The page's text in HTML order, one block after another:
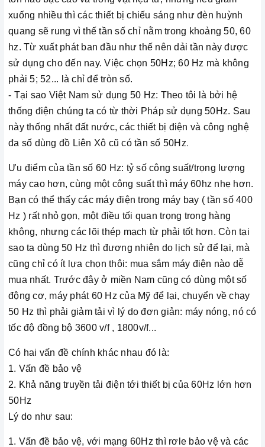
xuống nhiều thì các thiết bị chiếu sáng như đèn huỳnh
quang sẽ rung vì thế tần số chỉ nằm trong khoảng 50, 60
hz. Từ xuất phát ban đầu như thế nên dải tần này được
sử dụng cho đến nay. Việc chọn 50Hz; 60 Hz mà không
phải 5; 52... là chỉ để tròn số.
- Tại sao Việt Nam sử dụng 50 Hz: Theo tôi là bởi hệ
thống điện chúng ta có từ thời Pháp sử dụng 50Hz. Sau
này thống nhất đất nước, các thiết bị điện và công nghệ
đa số dùng đồ Liên Xô cũ có tần số 50Hz.
Ưu điểm của tần số 60 Hz: tỷ số công suất/trọng lượng
máy cao hơn, cùng một công suất thì máy 60hz nhẹ hơn.
Bạn có thể thấy các máy điện trong máy bay ( tần số 400
Hz ) rất nhỏ gọn, một điều tối quan trọng trong hàng
không, nhưng các lõi thép mạch từ phải tốt hơn. Còn tại
sao ta dùng 50 Hz thì đương nhiên do lịch sử để lại, mà
cũng chỉ có ít lựa chọn thôi: mua sắm máy điện nào dễ
mua nhất. Trước đây ở miền Nam cũng có dùng một số
động cơ, máy phát 60 Hz của Mỹ để lại, chuyển về chạy
50 Hz thì phải giảm tải vì lý do đơn giản: máy nóng, nó có
tốc độ đồng bộ 3600 v/f , 1800v/f...
Có hai vấn đề chính khác nhau đó là:
1. Vấn đề bảo vệ
2. Khả năng truyền tải điện tới thiết bị của 60Hz lớn hơn
50Hz
Lý do như sau:
1. Vấn đề bảo vệ, với mạng 60Hz thì rơle bảo vệ và các